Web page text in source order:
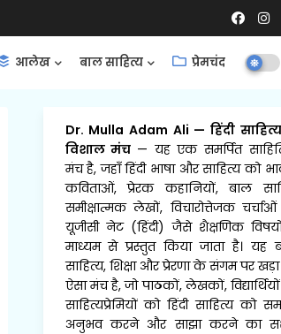
आलेख बाल साहित्य प्रेमचंद
Dr. Mulla Adam Ali —हिंदी
विशाल मंच — यह एक समर्पित
मंच है, जहाँ हिंदी भाषा और साहित्य को
कविताओं, प्रेरक कहानियों, बाल
समीक्षात्मक लेखों, विचारोत्तेजक
यूजीसी नेट (हिंदी) जैसे शैक्षणिक
माध्यम से प्रस्तुत किया जाता है। यह
साहित्य, शिक्षा और प्रेरणा के संगम पर
ऐसा मंच है, जो पाठकों, लेखकों,
साहित्यप्रेमियों को हिंदी साहित्य को
अनुभव करने और साझा करने का